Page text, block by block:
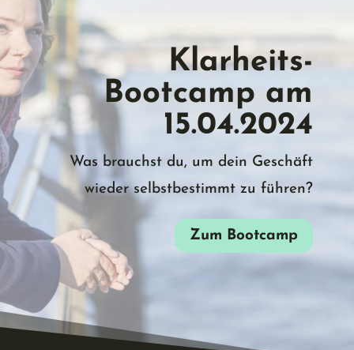
Klarheits-
Bootcamp am
15.04.2024
Was brauchst du, um dein Geschäft
wieder selbstbestimmt zu führen?
Zum Bootcamp